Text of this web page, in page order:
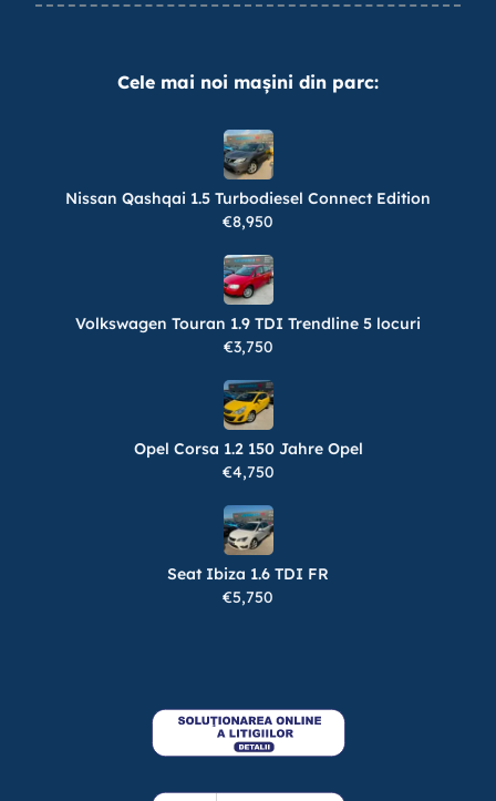
Cele mai noi mașini din parc:
Nissan Qashqai 1.5 Turbodiesel Connect Edition
€8,950
Volkswagen Touran 1.9 TDI Trendline 5 locuri
€3,750
Opel Corsa 1.2 150 Jahre Opel
€4,750
Seat Ibiza 1.6 TDI FR
€5,750